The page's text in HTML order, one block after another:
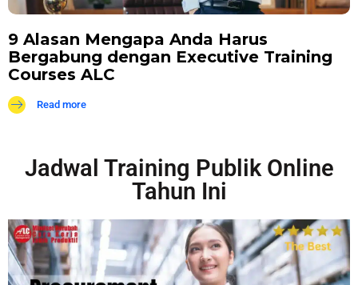
9 Alasan Mengapa Anda Harus
Bergabung dengan Executive Training
Courses ALC
Read more
Jadwal Training Publik Online
Tahun Ini